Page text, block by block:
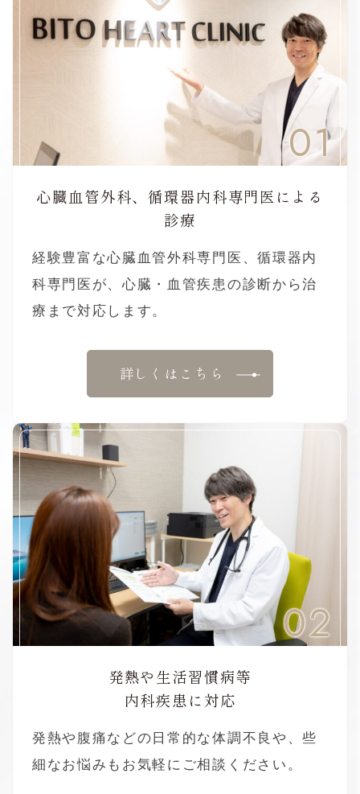
01
心臓血管外科、循環器内科専門医による
診療
経験豊富な心臓血管外科専門医、循環器内
科専門医が、心臓・血管疾患の診断から治
療まで対応します。
詳しくはこちら
02
発熱や生活習慣病等
内科疾患に対応
発熱や腹痛などの日常的な体調不良や、些
細なお悩みもお気軽にご相談ください。